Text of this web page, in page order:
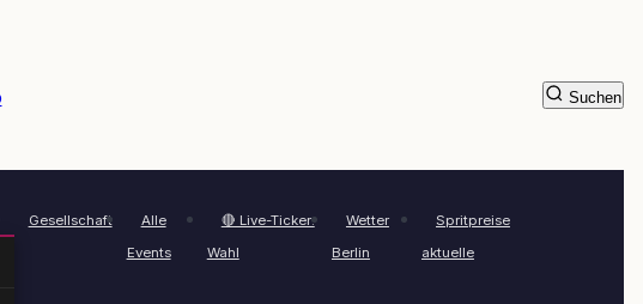
Gesellschaft
Alle
Events
🔴 Live-Ticker:
Wahl
Wetter
Berlin
Spritpreise
aktuelle
Suchen